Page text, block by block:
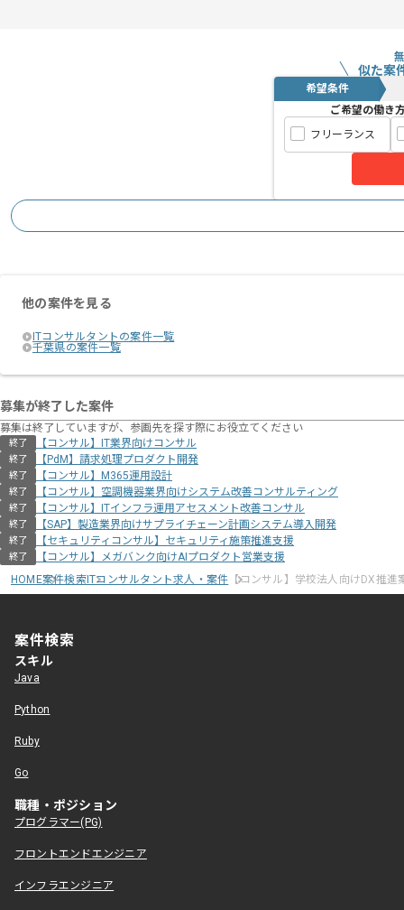
似た案
希望条件
ご希望の働き
フリーランス
他の案件を見る
ITコンサルタントの案件一覧
千葉県の案件一覧
募集が終了した案件
募集は終了していますが、参画先を探す際にお役立てください
終了 【コンサル】IT業界向けコンサル
終了 【PdM】請求処理プロダクト開発
終了 【コンサル】M365運用設計
終了 【コンサル】空調機器業界向けシステム改善コンサルティング
終了 【コンサル】ITインフラ運用アセスメント改善コンサル
終了 【SAP】製造業界向けサプライチェーン計画システム導入開発
終了 【セキュリティコンサル】セキュリティ施策推進支援
終了
【コンサル】メガバンク向けAIプロダクト営業支援
HOME案件検索ITコンサルタント求人・案件 【コンサル】学校法人向けDX推進
案件検索
スキル
Java
Python
Ruby
Go
職種・ポジション
プログラマー(PG)
フロントエンドエンジニア
インフラエンジニア